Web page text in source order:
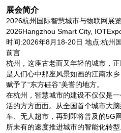
展会简介
2026杭州国际智慧城市与物联网展
2026Hangzhou Smart City,
时间:2026年8月18-20日 地点:杭州
前言
杭州，这座古老而又年轻的城市，
是人们心中那座风景如画的江南水
赋予了“东方硅谷”美誉的地方。
在杭州，智慧城市的建设不仅仅是
活的方方面面。从全国首个城市大
车、无人超市，再到即将普及的5G
所未有的速度推进城市的智能化转型